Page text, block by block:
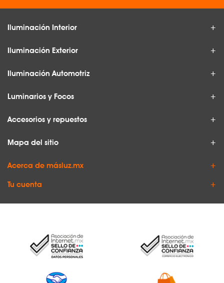
Iluminación Interior
Iluminación Exterior
Iluminación Automotriz
Luminarios y Focos
Accesorios y repuestos
Mapa del sitio
Acerca de másluz.mx
Tu cuenta